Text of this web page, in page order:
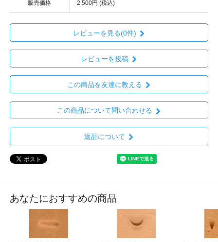
販売価格 2,500円 (税込)
レビューを見る(0件)
レビューを投稿
この商品を友達に教える
この商品について問い合わせる
返品について
あなたにおすすめの商品